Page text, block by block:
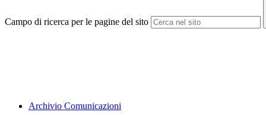
Campo di ricerca per le pagine del sito
Archivio Comunicazioni